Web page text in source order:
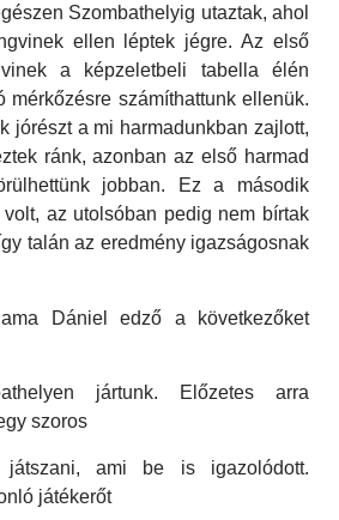
Szombathelyig utaztak, ahol
ellen léptek jégre. Az első
a képzeletbeli tabella élén
mérkőzésre számíthattunk ellenük.
jórészt a mi harmadunkban zajlott,
ránk, azonban az első harmad
jobban. Ez a második
volt, az utolsóban pedig nem bírtak
talán az eredmény igazságosnak
Dániel edző a következőket
jártunk. Előzetes arra
szoros
játszani, ami be is igazolódott.
játékerőt